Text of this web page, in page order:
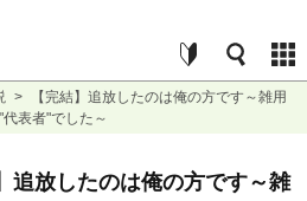
>
【完結】追放したのは俺の方です～雑用
表者"でした～
追放したのは俺の方です～雑